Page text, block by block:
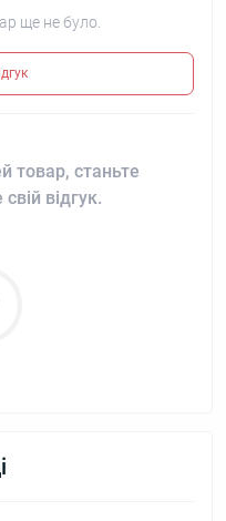
ще не було.
товар, станьте
відгук.